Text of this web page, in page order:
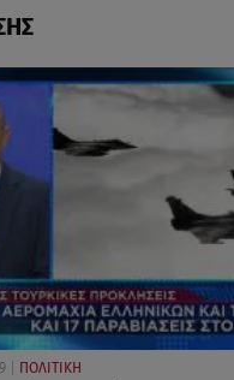
ΠΟΛΙΤΙΚΗ